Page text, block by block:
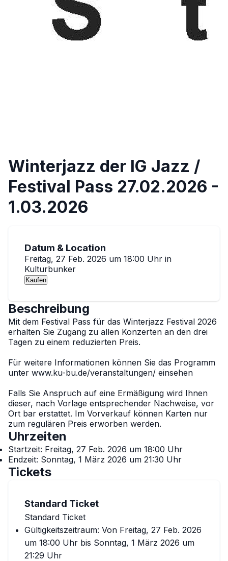
Winterjazz der IG Jazz /
Festival Pass 27.02.2026 -
1.03.2026
Beschreibung
Mit dem Festival Pass für das Winterjazz Festival 2026
erhalten Sie Zugang zu allen Konzerten an den drei
Tagen zu einem reduzierten Preis.
Für weitere Informationen können Sie das Programm
unter www.ku-bu.de/veranstaltungen/ einsehen
Falls Sie Anspruch auf eine Ermäßigung wird Ihnen
dieser, nach Vorlage entsprechender Nachweise, vor
Ort bar erstattet. Im Vorverkauf können Karten nur
zum regulären Preis erworben werden.
Uhrzeiten
Startzeit: Freitag, 27 Feb. 2026 um 18:00 Uhr
Endzeit: Sonntag, 1 März 2026 um 21:30 Uhr
Datum & Location
Freitag, 27 Feb. 2026 um 18:00 Uhr in
Kulturbunker
Kaufen
Tickets
Standard Ticket
Standard Ticket
Gültigkeitszeitraum: Von Freitag, 27 Feb. 2026
um 18:00 Uhr bis Sonntag, 1 März 2026 um
21:29 Uhr